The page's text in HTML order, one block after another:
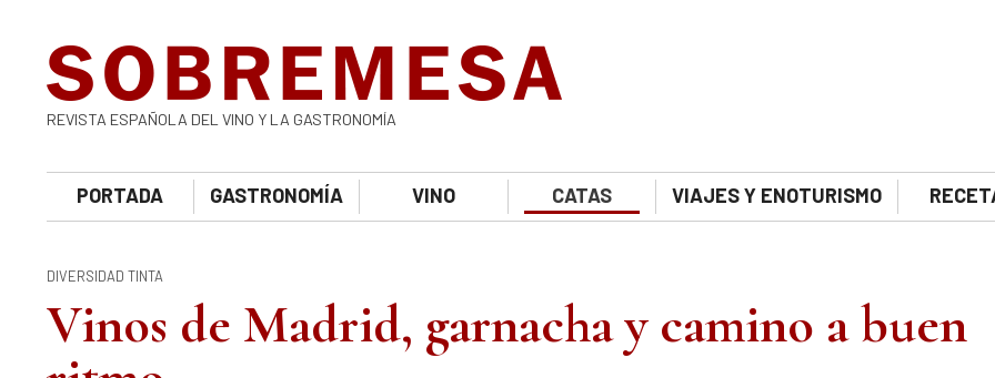
REVISTA ESPAÑOLA DEL VINO Y LA GASTRONOMÍA
PORTADA GASTRONOMÍA VINO CATAS VIAJES Y ENOTURISMO
DIVERSIDAD TINTA
Vinos de Madrid, garnacha y camino a buen